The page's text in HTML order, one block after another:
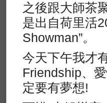
之後跟大師茶
是出自荷里活
Showman”。
今天下午我才
Friendship、
定要有夢想!